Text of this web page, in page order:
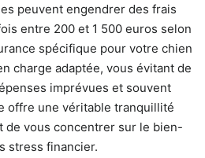
peuvent engendrer des frais
entre 200 et 1 500 euros selon
spécifique pour votre chien
charge adaptée, vous évitant de
imprévues et souvent
offre une véritable tranquillité
de vous concentrer sur le bien-
stress financier.